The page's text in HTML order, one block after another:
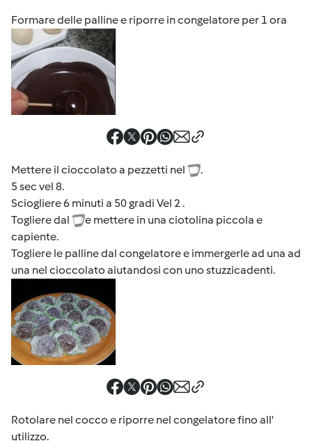
Formare delle palline e riporre in congelatore per 1 ora
Mettere il cioccolato a pezzetti nel
.
5 sec vel 8.
Sciogliere 6 minuti a 50 gradi Vel 2 .
Togliere dal
e mettere in una ciotolina piccola e
capiente.
Togliere le palline dal congelatore e immergerle ad una ad
una nel cioccolato aiutandosi con uno stuzzicadenti.
Rotolare nel cocco e riporre nel congelatore fino all'
utilizzo.